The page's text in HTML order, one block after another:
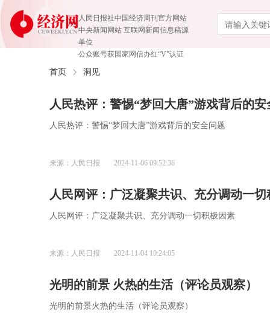
人民日报社中国经济周刊官方网站
中央新闻网站 互联网新闻信息稿源
单位
公众账号获国家网信办红“V”认证
首页 洞见
人民热评：警惕“梦回大唐”游戏背后的安
人民热评：警惕“梦回大唐”游戏背后的安全问题
来源：人民日报 2024-11-06 09:52:36
人民网评：广泛凝聚共识、充分调动一
人民网评：广泛凝聚共识、充分调动一切积极因素
来源：人民日报 2024-11-04 10:24:05
光明的前景 火热的生活（评论员观察）
光明的前景火热的生活（评论员观察）